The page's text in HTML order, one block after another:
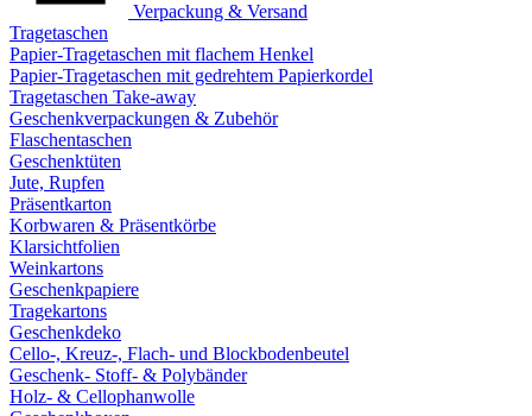
Verpackung & Versand
Tragetaschen
Papier-Tragetaschen mit flachem Henkel
Papier-Tragetaschen mit gedrehtem Papierkordel
Tragetaschen Take-away
Geschenkverpackungen & Zubehör
Flaschentaschen
Geschenktüten
Jute, Rupfen
Präsentkarton
Korbwaren & Präsentkörbe
Klarsichtfolien
Weinkartons
Geschenkpapiere
Tragekartons
Geschenkdeko
Cello-, Kreuz-, Flach- und Blockbodenbeutel
Geschenk- Stoff- & Polybänder
Holz- & Cellophanwolle